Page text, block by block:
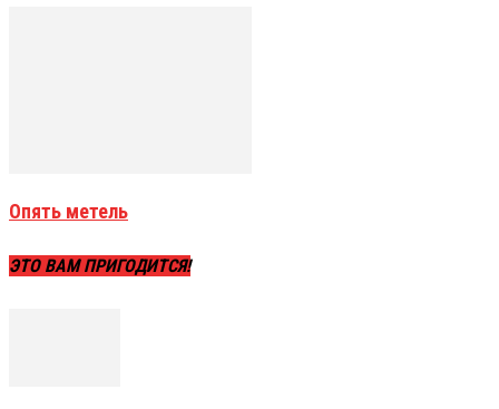
Опять метель
ЭТО ВАМ ПРИГОДИТСЯ!